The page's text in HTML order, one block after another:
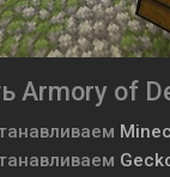
Armory of